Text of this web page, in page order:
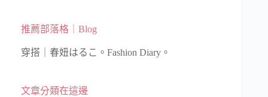
推薦部落格｜Blog
穿搭｜春妞はるこ。Fashion Diary。
文章分類在這邊